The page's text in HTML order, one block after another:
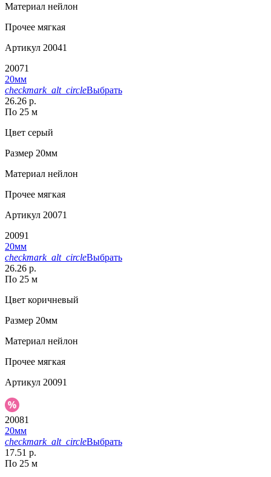
Материал нейлон
Прочее мягкая
Артикул 20041
20071
20мм
checkmark_alt_circleВыбрать
26.26 р.
По 25 м
Цвет серый
Размер 20мм
Материал нейлон
Прочее мягкая
Артикул 20071
20091
20мм
checkmark_alt_circleВыбрать
26.26 р.
По 25 м
Цвет коричневый
Размер 20мм
Материал нейлон
Прочее мягкая
Артикул 20091
20081
20мм
checkmark_alt_circleВыбрать
17.51 р.
По 25 м